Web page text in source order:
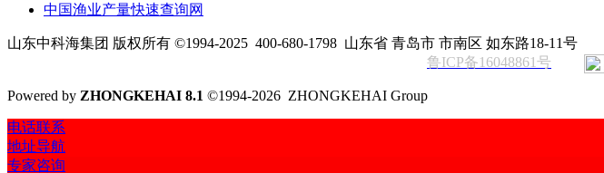
中国渔业产量快速查询网
山东中科海集团 版权所有 ©1994-2025 400-680-1798 山东省 青岛市 市南区 如东路18-11号
鲁ICP备16048861号
Powered by ZHONGKEHAI 8.1 ©1994-2026 ZHONGKEHAI Group
电话联系
地址导航
专家咨询